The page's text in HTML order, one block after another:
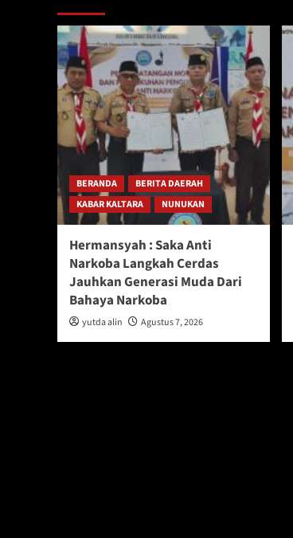
BERANDA
BERITA DAERAH
KABAR KALTARA
NUNUKAN
Hermansyah : Saka Anti
Narkoba Langkah Cerdas
Jauhkan Generasi Muda Dari
Bahaya Narkoba
yutda alin Agustus 7, 2026